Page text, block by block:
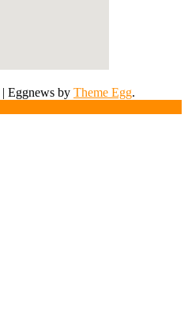
| Eggnews by Theme Egg.